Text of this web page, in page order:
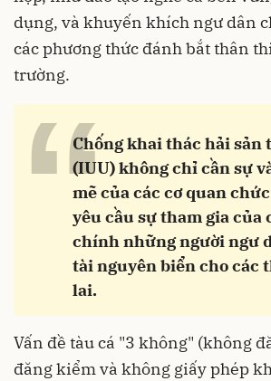
dụng, và khuyến khích ngư dân
các phương thức đánh bắt thân
trường.
“Chống khai thác hải sản
(IUU) không chỉ cần sự
mẽ của các cơ quan
yêu cầu sự tham gia của
chính những người ngư
tài nguyên biển cho các
lai.
Vấn đề tàu cá "3 không" (không
đăng kiểm và không giấy phép